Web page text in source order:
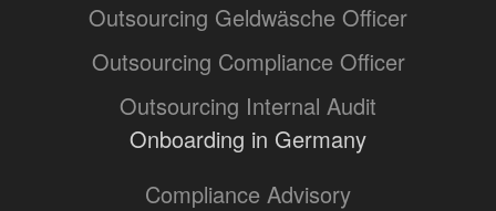
Outsourcing Geldwäsche Officer
Outsourcing Compliance Officer
Outsourcing Internal Audit
Onboarding in Germany
Compliance Advisory